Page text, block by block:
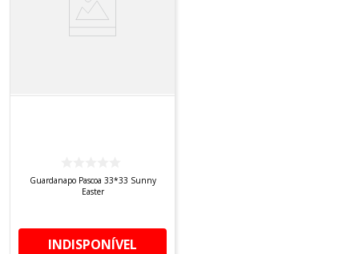
Guardanapo Pascoa 33*33 Sunny
Easter
INDISPONÍVEL